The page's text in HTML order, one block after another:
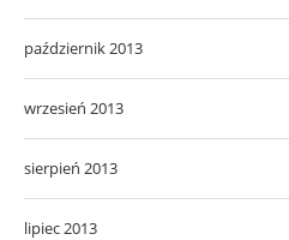
październik 2013
wrzesień 2013
sierpień 2013
lipiec 2013